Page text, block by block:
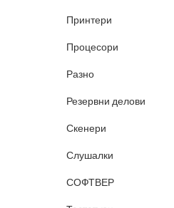
Принтери
Процесори
Разно
Резервни делови
Скенери
Слушалки
СОФТВЕР